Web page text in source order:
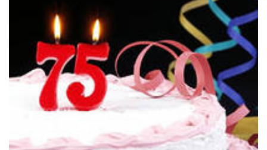
СПРАВКА
КАМЕРЫ
КОНКУРСЫ
СТАТЬИ
ГОЛОСОВАНИЯ
ФОТО